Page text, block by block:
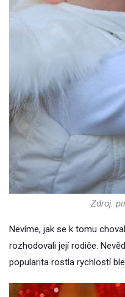
Zdroj:
Nevíme, jak se k tomu
rozhodovali její rodiče.
popularita rostla rychlostí